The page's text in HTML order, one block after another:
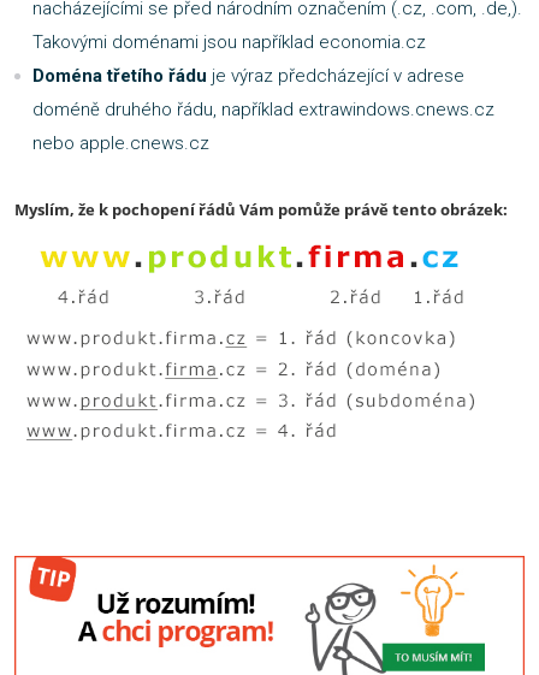
nacházejícími se před národním označením (.cz, .com, .de‚).
Takovými doménami jsou například economia.cz
Doména třetího řádu je výraz předcházející v adrese
doméně druhého řádu, například extrawindows.cnews.cz
nebo apple.cnews.cz
Myslím, že k pochopení řádů Vám pomůže právě tento obrázek: